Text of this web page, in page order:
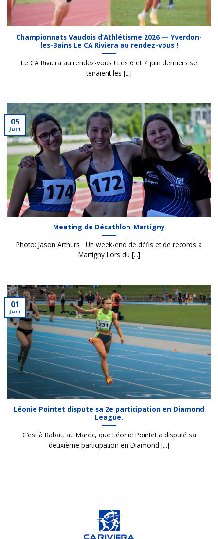
Championnats Vaudois d’Athlétisme 2026 — Yverdon-
les-Bains Le CA Riviera au rendez-vous !
Le CA Riviera au rendez-vous ! Les 6 et 7 juin derniers se
tenaient les [...]
Meeting de Décathlon_Martigny
Photo: Jason Arthurs Un week-end de défis et de records à
Martigny Lors du [...]
05
Juin
Léonie Pointet dispute sa 2e participation en Diamond
League.
C’est à Rabat, au Maroc, que Léonie Pointet a disputé sa
deuxième participation en Diamond [...]
01
Juin